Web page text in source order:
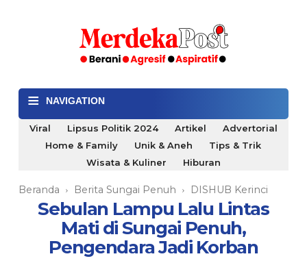
≡ NAVIGATION
Viral Lipsus Politik 2024 Artikel
Advertorial
Home & Family
Unik & Aneh
Tips & Trik
Wisata & Kuliner
Hiburan
Beranda › Berita Sungai Penuh › DISHUB Kerinci
Sebulan Lampu Lalu Lintas
Mati di Sungai Penuh,
Pengendara Jadi Korban